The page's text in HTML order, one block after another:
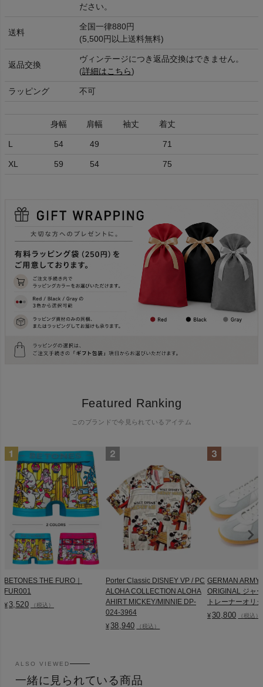
ださい。
送料
全国一律880円
(5,500円以上送料無料)
返品交換
ヴィンテージにつき返品交換はできません。
(詳細はこちら)
ラッピング 不可
身幅 肩幅 袖丈 着丈
L 54 49 71
XL 59 54 75
Featured Ranking
このブランドで今見られているアイテム
BETONES THE FURO｜
FUR001
¥ 3,520 （税込）
Porter Classic DISNEY VP / PC
ALOHA COLLECTION ALOHA
AHIRT MICKEY/MINNIE DP-
024-3964
¥ 38,940 （税込）
GERMAN ARMY
ORIGINAL ジャ
トレーナーオリ
¥ 30,800 （税込）
ALSO VIEWED
一緒に見られている商品